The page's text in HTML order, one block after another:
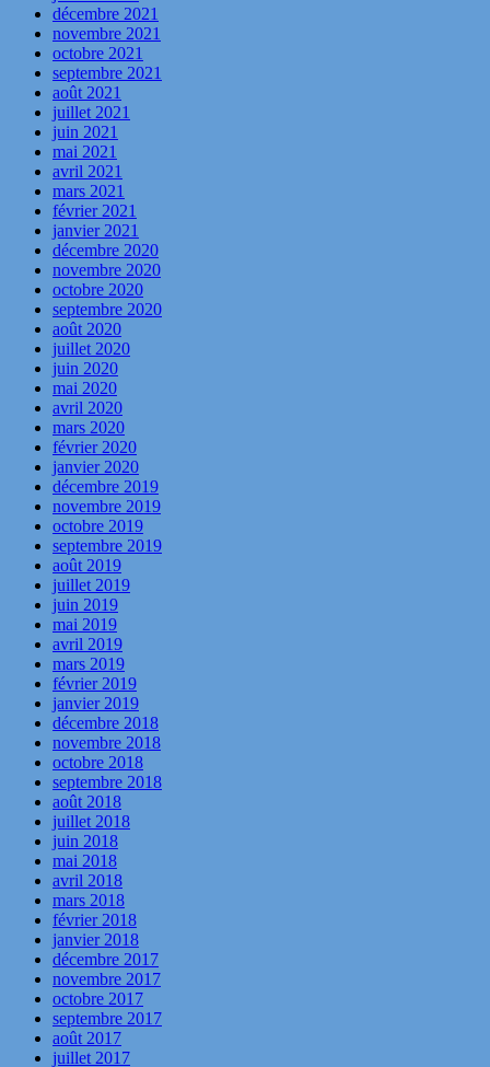
décembre 2021
novembre 2021
octobre 2021
septembre 2021
août 2021
juillet 2021
juin 2021
mai 2021
avril 2021
mars 2021
février 2021
janvier 2021
décembre 2020
novembre 2020
octobre 2020
septembre 2020
août 2020
juillet 2020
juin 2020
mai 2020
avril 2020
mars 2020
février 2020
janvier 2020
décembre 2019
novembre 2019
octobre 2019
septembre 2019
août 2019
juillet 2019
juin 2019
mai 2019
avril 2019
mars 2019
février 2019
janvier 2019
décembre 2018
novembre 2018
octobre 2018
septembre 2018
août 2018
juillet 2018
juin 2018
mai 2018
avril 2018
mars 2018
février 2018
janvier 2018
décembre 2017
novembre 2017
octobre 2017
septembre 2017
août 2017
juillet 2017